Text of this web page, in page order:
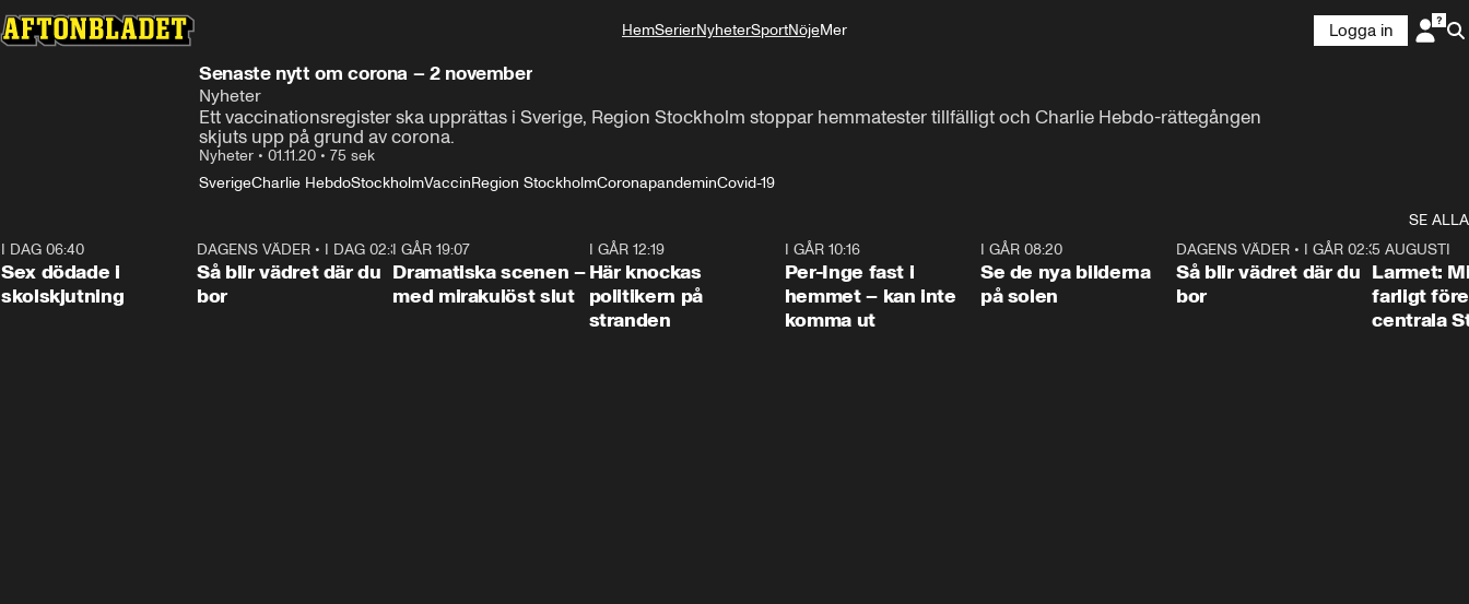
HemSerierNyheterSportNöjeMer
Logga in
Senaste nytt om corona – 2 november
Nyheter
Ett vaccinationsregister ska upprättas i Sverige, Region Stockholm stoppar hemmatester tillfälligt och Charlie Hebdo-rättegången
skjuts upp på grund av corona.
Nyheter • 01.11.20 • 75 sek
SverigeCharlie HebdoStockholmVaccinRegion StockholmCoronapandeminCovid-19
SE ALLA
I DAG 06:40
Sex dödade i
skolskjutning
1:06
DAGENS VÄDER • I DAG 02:30
Så blir vädret där du
bor
I GÅR 19:07
Dramatiska scenen –
med mirakulöst slut
I GÅR 12:19
Här knockas
politikern på
stranden
I GÅR 10:16
Per-Inge fast i
hemmet – kan inte
komma ut
I GÅR 08:20
Se de nya bilderna
på solen
1:06
DAGENS VÄDER • I GÅR 02:30
Så blir vädret där du
bor
5 AUGUSTI
Larmet:
farligt
centrala